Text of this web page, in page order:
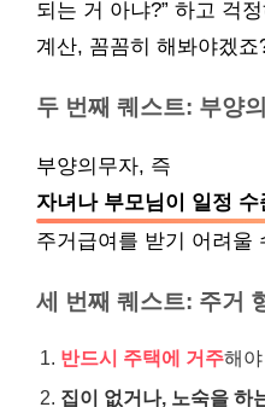
되는 거 아냐?” 하고 걱
계산, 꼼꼼히 해봐야겠죠
두 번째 퀘스트: 부양
부양의무자, 즉
자녀나 부모님이 일정
주거급여를 받기 어려울
세 번째 퀘스트: 주거
반드시 주택에 거주해
집이 없거나, 노숙을 하